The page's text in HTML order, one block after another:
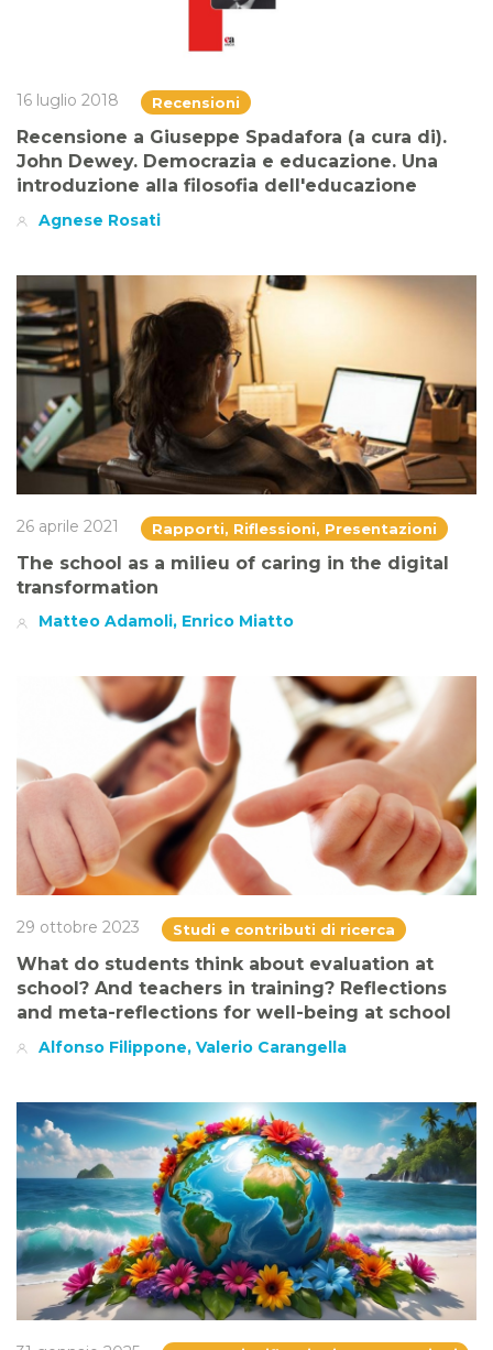
16 luglio 2018 Recensioni
Recensione a Giuseppe Spadafora (a cura di).
John Dewey. Democrazia e educazione. Una
introduzione alla filosofia dell'educazione
Agnese Rosati
26 aprile 2021 Rapporti, Riflessioni, Presentazioni
The school as a milieu of caring in the digital
transformation
Matteo Adamoli, Enrico Miatto
29 ottobre 2023 Studi e contributi di ricerca
What do students think about evaluation at
school? And teachers in training? Reflections
and meta-reflections for well-being at school
Alfonso Filippone, Valerio Carangella